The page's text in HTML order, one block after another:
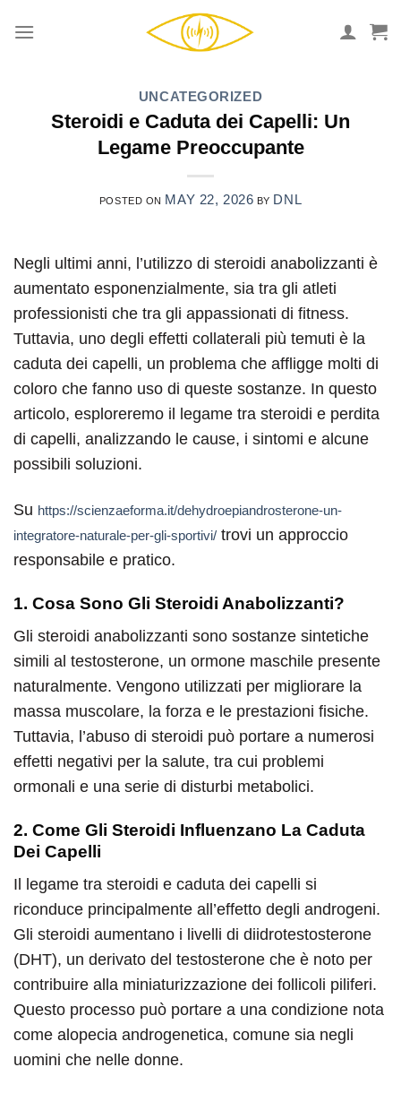
UNCATEGORIZED
Steroidi e Caduta dei Capelli: Un
Legame Preoccupante
POSTED ON MAY 22, 2026 BY DNL
Negli ultimi anni, l’utilizzo di steroidi anabolizzanti è
aumentato esponenzialmente, sia tra gli atleti
professionisti che tra gli appassionati di fitness.
Tuttavia, uno degli effetti collaterali più temuti è la
caduta dei capelli, un problema che affligge molti di
coloro che fanno uso di queste sostanze. In questo
articolo, esploreremo il legame tra steroidi e perdita
di capelli, analizzando le cause, i sintomi e alcune
possibili soluzioni.
Su https://scienzaeforma.it/dehydroepiandrosterone-un-
integratore-naturale-per-gli-sportivi/ trovi un approccio
responsabile e pratico.
1. Cosa Sono Gli Steroidi Anabolizzanti?
Gli steroidi anabolizzanti sono sostanze sintetiche
simili al testosterone, un ormone maschile presente
naturalmente. Vengono utilizzati per migliorare la
massa muscolare, la forza e le prestazioni fisiche.
Tuttavia, l’abuso di steroidi può portare a numerosi
effetti negativi per la salute, tra cui problemi
ormonali e una serie di disturbi metabolici.
2. Come Gli Steroidi Influenzano La Caduta
Dei Capelli
Il legame tra steroidi e caduta dei capelli si
riconduce principalmente all’effetto degli androgeni.
Gli steroidi aumentano i livelli di diidrotestosterone
(DHT), un derivato del testosterone che è noto per
contribuire alla miniaturizzazione dei follicoli piliferi.
Questo processo può portare a una condizione nota
come alopecia androgenetica, comune sia negli
uomini che nelle donne.